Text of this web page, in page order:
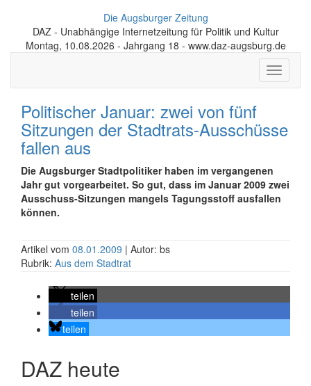
Die Augsburger Zeitung
DAZ - Unabhängige Internetzeitung für Politik und Kultur
Montag, 10.08.2026 - Jahrgang 18 - www.daz-augsburg.de
Toggle
Politischer Januar: zwei von fünf
Sitzungen der Stadtrats-Ausschüsse
fallen aus
Die Augsburger Stadtpolitiker haben im vergangenen
Jahr gut vorgearbeitet. So gut, dass im Januar 2009 zwei
Ausschuss-Sitzungen mangels Tagungsstoff ausfallen
können.
Artikel vom 08.01.2009 | Autor: bs
Rubrik: Aus dem Stadtrat
teilen
teilen
teilen
DAZ heute